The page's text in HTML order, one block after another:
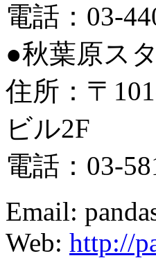
電話：03-
●秋葉原ス
住所：〒
ビル2F
電話：03-
Email:
Web: http://